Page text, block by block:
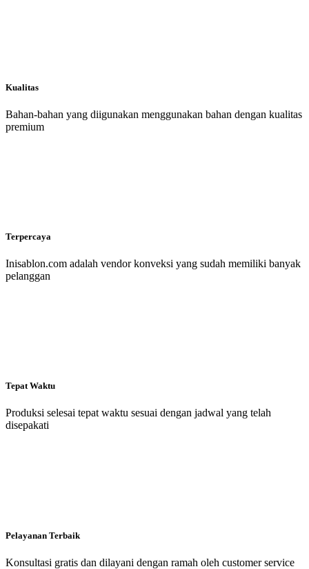
Kualitas
Bahan-bahan yang diigunakan menggunakan bahan dengan kualitas
premium
Terpercaya
Inisablon.com adalah vendor konveksi yang sudah memiliki banyak
pelanggan
Tepat Waktu
Produksi selesai tepat waktu sesuai dengan jadwal yang telah
disepakati
Pelayanan Terbaik
Konsultasi gratis dan dilayani dengan ramah oleh customer service